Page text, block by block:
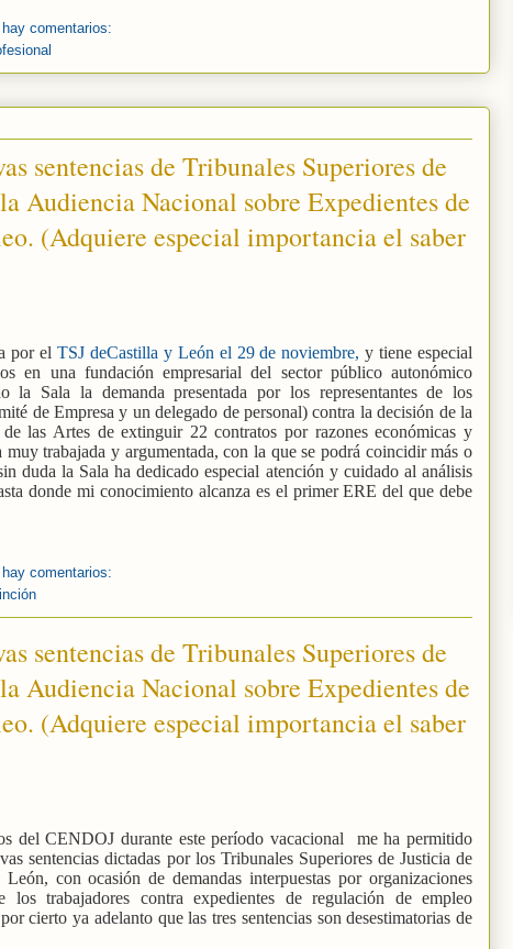
hay comentarios:
sentencias de Tribunales Superiores de
Audiencia Nacional sobre Expedientes de
(Adquiere especial importancia el saber
por elTSJ deCastilla y León el 29 de noviembre, y tiene especial
en una fundación empresarial del sector público autonómico
la Sala la demanda presentada por los representantes de los
de Empresa y un delegado de personal) contra la decisión de la
las Artes de extinguir 22 contratos por razones económicas y
muy trabajada y argumentada, con la que se podrá coincidir más o
duda la Sala ha dedicado especial atención y cuidado al análisis
donde mi conocimiento alcanza es el primer ERE del que debe
hay comentarios:
sentencias de Tribunales Superiores de
Audiencia Nacional sobre Expedientes de
(Adquiere especial importancia el saber
del CENDOJ durante este período vacacional
me ha permitido
sentencias dictadas por los Tribunales Superiores de Justicia de
con ocasión de demandas interpuestas por organizaciones
los trabajadores contra expedientes de regulación de empleo
cierto ya adelanto que las tres sentencias son desestimatorias de